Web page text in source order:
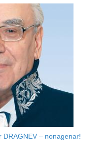
DRAGNEV – nonagenar!